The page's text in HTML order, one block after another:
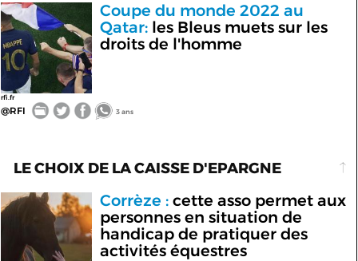
rfi.fr
Coupe du monde 2022 au
Qatar:les Bleus muets sur les
droits de l'homme
@RFI 3 ans
LE CHOIX DE LA CAISSE D'EPARGNE
Corrèze :cette asso permet aux
personnes en situation de
handicap de pratiquer des
activités équestres